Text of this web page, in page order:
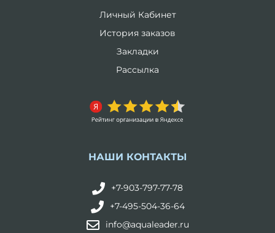
Личный Кабинет
История заказов
Закладки
Рассылка
НАШИ КОНТАКТЫ
+7-903-797-77-78
+7-495-504-36-64
info@aqualeader.ru